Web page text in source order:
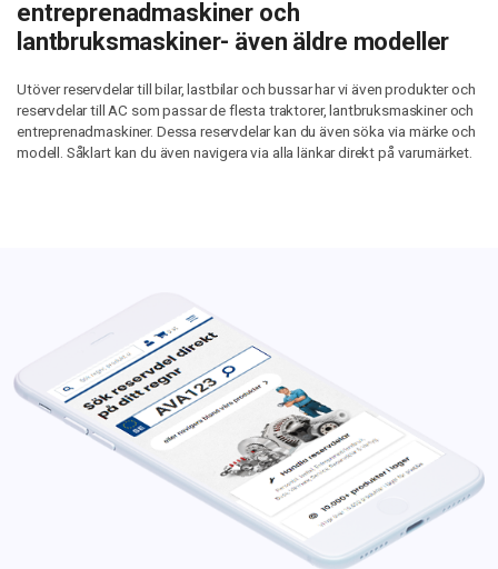
entreprenadmaskiner och
lantbruksmaskiner- även äldre modeller
Utöver reservdelar till bilar, lastbilar och bussar har vi även produkter och
reservdelar till AC som passar de flesta traktorer, lantbruksmaskiner och
entreprenadmaskiner. Dessa reservdelar kan du även söka via märke och
modell. Såklart kan du även navigera via alla länkar direkt på varumärket.